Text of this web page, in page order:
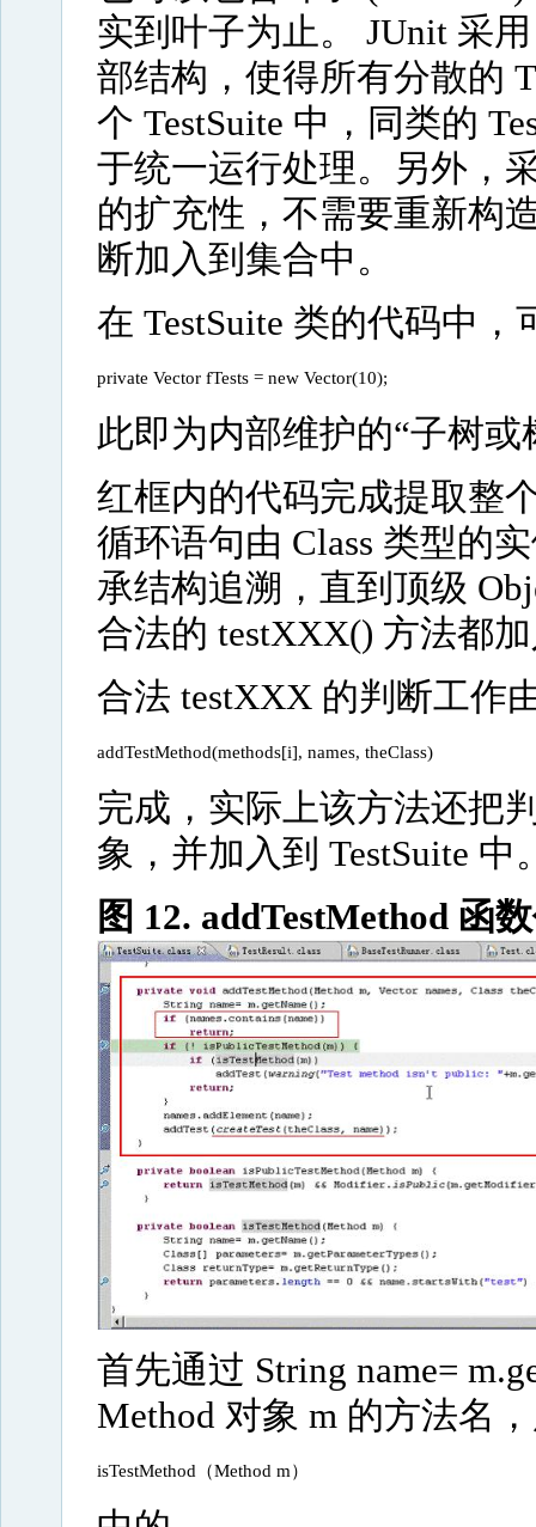
实到叶子为止。 JUnit 采
部结构，使得所有分散的
个 TestSuite 中，同类的
于统一运行处理。另外，
的扩充性，不需要重新构
断加入到集合中。
在 TestSuite 类的代码中，
private Vector fTests = new Vector(10);
此即为内部维护的“子树或
红框内的代码完成提取整
循环语句由 Class 类型的
承结构追溯，直到顶级
合法的 testXXX() 方法都
合法 testXXX 的判断工作
addTestMethod(methods[i], names, theClass)
完成，实际上该方法还把
象，并加入到 TestSuite 中
图 12. addTestMethod 函
首先通过 String name=
Method 对象 m 的方法名
isTestMethod（Method m）